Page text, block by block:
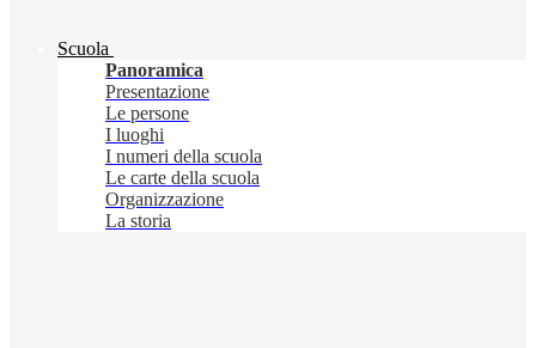
Scuola
Panoramica
Presentazione
Le persone
I luoghi
I numeri della scuola
Le carte della scuola
Organizzazione
La storia